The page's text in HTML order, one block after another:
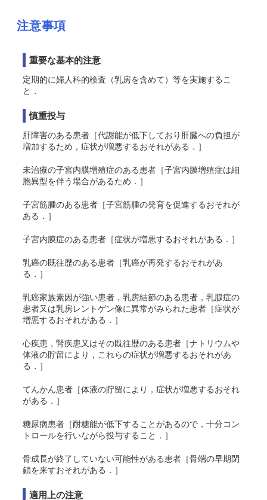
注意事項
重要な基本的注意
定期的に婦人科的検査（乳房を含めて）等を実施するこ
と．
慎重投与
肝障害のある患者［代謝能が低下しており肝臓への負担が
増加するため，症状が増悪するおそれがある．］
未治療の子宮内膜増殖症のある患者［子宮内膜増殖症は細
胞異型を伴う場合があるため．］
子宮筋腫のある患者［子宮筋腫の発育を促進するおそれが
ある．］
子宮内膜症のある患者［症状が増悪するおそれがある．］
乳癌の既往歴のある患者［乳癌が再発するおそれがあ
る．］
乳癌家族素因が強い患者，乳房結節のある患者，乳腺症の
患者又は乳房レントゲン像に異常がみられた患者［症状が
増悪するおそれがある．］
心疾患，腎疾患又はその既往歴のある患者［ナトリウムや
体液の貯留により，これらの症状が増悪するおそれがあ
る．］
てんかん患者［体液の貯留により，症状が増悪するおそれ
がある．］
糖尿病患者［耐糖能が低下することがあるので，十分コン
トロールを行いながら投与すること．］
骨成長が終了していない可能性がある患者［骨端の早期閉
鎖を来すおそれがある．］
適用上の注意